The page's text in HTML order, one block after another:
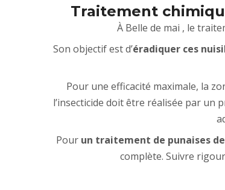
Traitement
À Belle de mai , le
Son objectif est d’éradiquer ces
Pour une efficacité maximale, la
l’insecticide doit être réalisée par un
Pour un traitement de punaises
complète. Suivre